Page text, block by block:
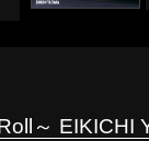
～ EIKICHI